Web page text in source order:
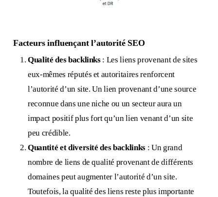
Facteurs influençant l’autorité SEO
Qualité des backlinks: Les liens provenant de sites
eux-mêmes réputés et autoritaires renforcent
l’autorité d’un site. Un lien provenant d’une source
reconnue dans une niche ou un secteur aura un
impact positif plus fort qu’un lien venant d’un site
peu crédible.
Quantité et diversité des backlinks : Un grand
nombre de liens de qualité provenant de différents
domaines peut augmenter l’autorité d’un site.
Toutefois, la qualité des liens reste plus importante